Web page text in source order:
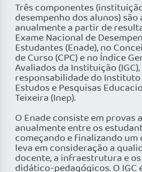
Três componentes
desempenho dos alunos) são
anualmente a partir de
Exame Nacional de
Estudantes (Enade), no
de Curso (CPC) e no Índice
Avaliados da Instituição
responsabilidade do
Estudos e Pesquisas
Teixeira (Inep).
O Enade consiste em provas
anualmente entre os
começando e ­finalizando um
leva em consideração a
docente, a infraestrutura e
didático-pedagógicos. O IGC